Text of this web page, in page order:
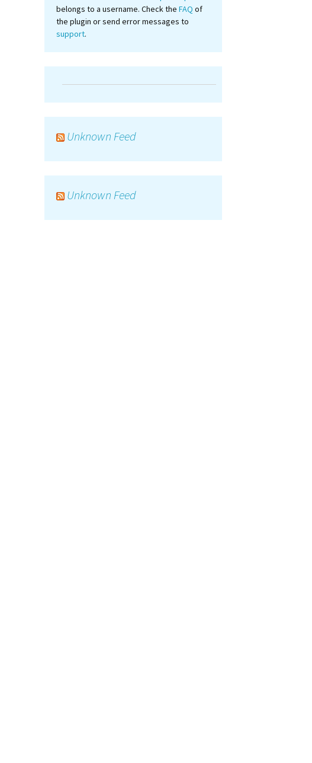
belongs to a username. Check the FAQ of
the plugin or send error messages to
support.
Unknown Feed
Unknown Feed